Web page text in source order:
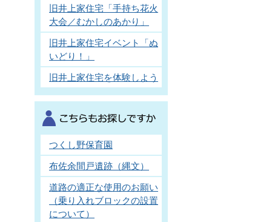
旧井上家住宅「手持ち花火
大会／むかしのあかり」
旧井上家住宅イベント「ぬ
いどり！」
旧井上家住宅を体験しよう
つくし野保育園
布佐余間戸遺跡（縄文）
道路の適正な使用のお願い
（乗り入れブロックの設置
について）